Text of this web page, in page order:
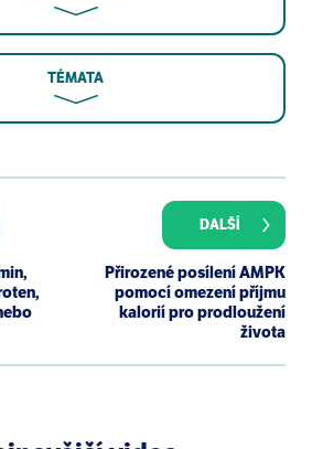
TÉMATA
F, Wilson L, et al. Do
and lymphocyte subtypes
to brief exercise in children
asthma? Br J Sports Med.
A. High intensity
Přirozené posílení AMPK
pomocí omezení příjmu
kalorií pro prodloužení
života
DALŠÍ